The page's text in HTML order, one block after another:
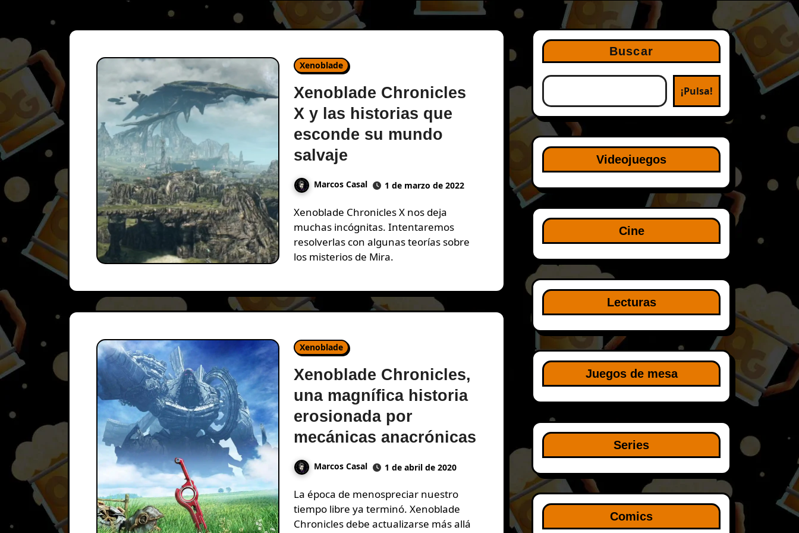
Xenoblade
Xenoblade Chronicles
X y las historias que
esconde su mundo
salvaje
Marcos Casal 1 de marzo de 2022
Xenoblade Chronicles X nos deja
muchas incógnitas. Intentaremos
resolverlas con algunas teorías sobre
los misterios de Mira.
Xenoblade
Xenoblade Chronicles,
una magnífica historia
erosionada por
mecánicas anacrónicas
Marcos Casal 1 de abril de 2020
La época de menospreciar nuestro
tiempo libre ya terminó. Xenoblade
Chronicles debe actualizarse más allá
Buscar
¡Pulsa!
Videojuegos
Cine
Lecturas
Juegos de mesa
Series
Comics